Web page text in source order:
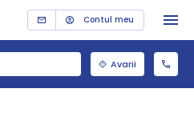
Contul meu
Avarii